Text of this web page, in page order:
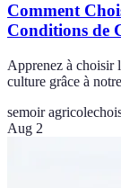
Comment
Conditions de
Apprenez à choisir
culture grâce à
semoir agricole
Aug 2